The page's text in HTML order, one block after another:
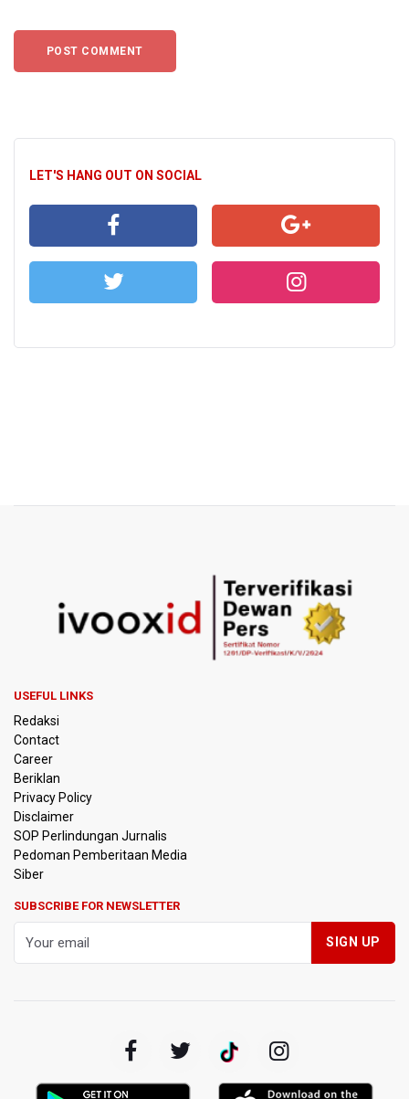
LET'S HANG OUT ON SOCIAL
USEFUL LINKS
Redaksi
Contact
Career
Beriklan
Privacy Policy
Disclaimer
SOP Perlindungan Jurnalis
Pedoman Pemberitaan Media
Siber
SUBSCRIBE FOR NEWSLETTER